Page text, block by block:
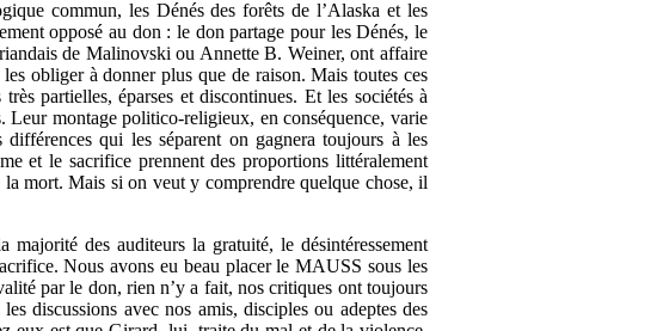
commun, les Dénés des forêts de l’Alaska et les
opposé au don : le don partage pour les Dénés, le
de Malinovski ou Annette B. Weiner, ont affaire
obliger à donner plus que de raison. Mais toutes ces
partielles, éparses et discontinues. Et les sociétés à
Leur montage politico-religieux, en conséquence, varie
qui les séparent on gagnera toujours à les
et le sacrifice prennent des proportions littéralement
mort. Mais si on veut y comprendre quelque chose, il
des auditeurs la gratuité, le désintéressement
Nous avons eu beau placer le MAUSS sous les
par le don, rien n’y a fait, nos critiques ont toujours
discussions avec nos amis, disciples ou adeptes des